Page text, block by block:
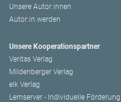
Unsere Autor:innen
Autor:in werden
Unsere Kooperationspartner
Veritas Verlag
Mildenberger Verlag
elk Verlag
Lernserver - Individuelle Förderung